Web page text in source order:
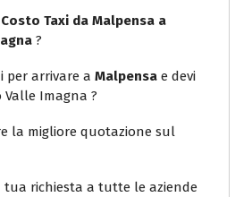
Costo Taxi da Malpensa a
?
per arrivare a Malpensa e devi
Imagna ?
la migliore quotazione sul
tua richiesta a tutte le aziende